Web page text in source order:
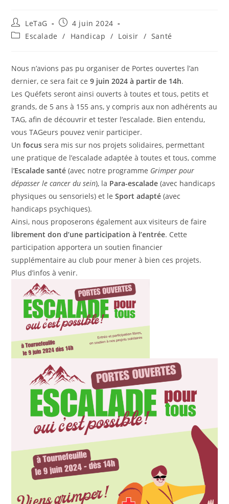
LeTaG
4 juin 2024
Escalade
/ Handicap / Loisir / Santé
Nous n’avions pas pu organiser de Portes ouvertes l’an
dernier, ce sera fait ce9 juin 2024 à partir de 14h.
Les Quéfets seront ainsi ouverts à toutes et tous, petits et
grands, de 5 ans à 155 ans, y compris aux non adhérents au
TAG, afin de découvrir et tester l’escalade. Bien entendu,
vous TAGeurs pouvez venir participer.
Unfocussera mis sur nos projets solidaires, permettant
une pratique de l’escalade adaptée à toutes et tous, comme
l’Escalade santé (avec notre programme Grimper pour
dépasser le cancer du sein), la Para-escalade (avec handicaps
physiques ou sensoriels) et le Sport adapté (avec
handicaps psychiques).
Ainsi, nous proposerons également aux visiteurs de faire
librement don d’une participation à l’entrée. Cette
participation apportera un soutien financier
supplémentaire au club pour mener à bien ces projets.
Plus d’infos à venir.